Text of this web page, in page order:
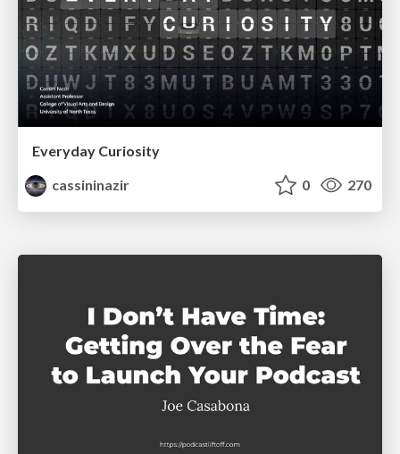
Everyday Curiosity
cassininazir
0 270